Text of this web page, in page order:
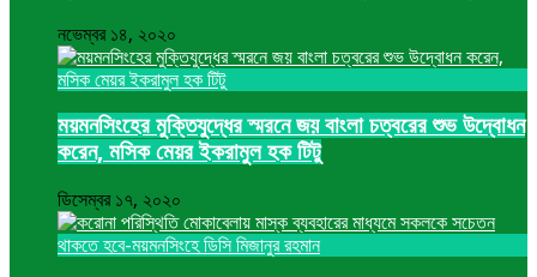
নভেম্বর ১৪, ২০২০
ময়মনসিংহের মুক্তিযুদ্ধের স্মরনে জয় বাংলা চত্বরের শুভ উদ্বোধন
করেন, মসিক মেয়র ইকরামুল হক টিটু
ডিসেম্বর ১৭, ২০২০